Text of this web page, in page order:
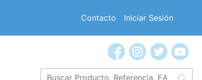
Contacto Iniciar Sesión